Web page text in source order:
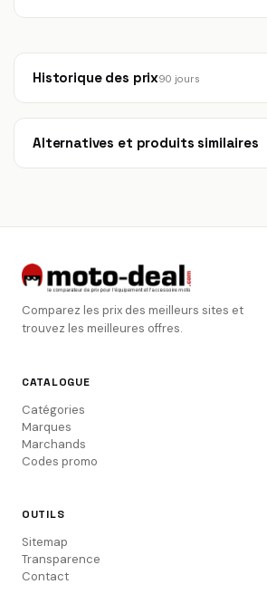
Historique des prix90 jours
Alternatives et produits similaires
Comparez les prix des meilleurs sites et
trouvez les meilleures offres.
CATALOGUE
Catégories
Marques
Marchands
Codes promo
OUTILS
Sitemap
Transparence
Contact